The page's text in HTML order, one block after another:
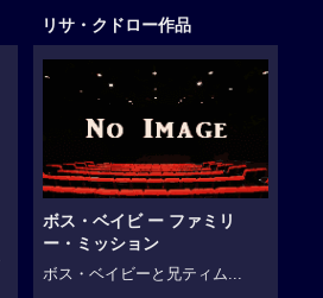
リサ・クドロー作品
ボス・ベイビ ー ファミリ
ー・ミッション
ボス・ベイビーと兄ティム...